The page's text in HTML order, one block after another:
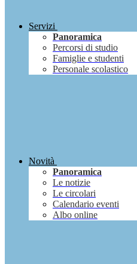
Servizi
Panoramica
Percorsi di studio
Famiglie e studenti
Personale scolastico
Novità
Panoramica
Le notizie
Le circolari
Calendario eventi
Albo online